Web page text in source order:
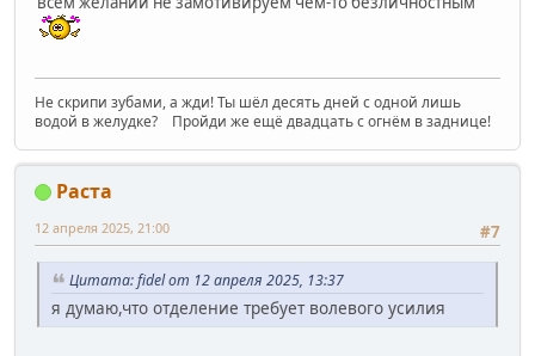
Не скрипи зубами, а жди! Ты шёл десять дней с одной лишь
водой в желудке? Пройди же ещё двадцать с огнём в заднице!
Раста
#7
12 апреля 2025, 21:00
Цитата: fidel от 12 апреля 2025, 13:37
я думаю,что отделение требует волевого усилия